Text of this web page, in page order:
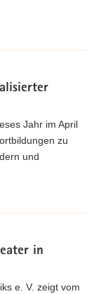
Jahr im April
zu
und
in
e. V. zeigt vom